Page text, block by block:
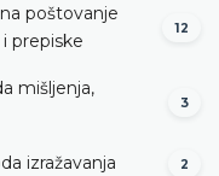
poštovanje
prepiske
12
mišljenja,
3
izražavanja 2